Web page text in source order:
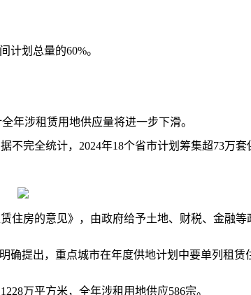
划总量的60%。
年涉租赁用地供应量将进一步下滑。
完全统计，2024年18个省市计划筹集超73万套
房的意见》，由政府给予土地、财税、金融等
提出，重点城市在年度供地计划中要单列租赁
万平方米，全年涉租用地供应586宗。